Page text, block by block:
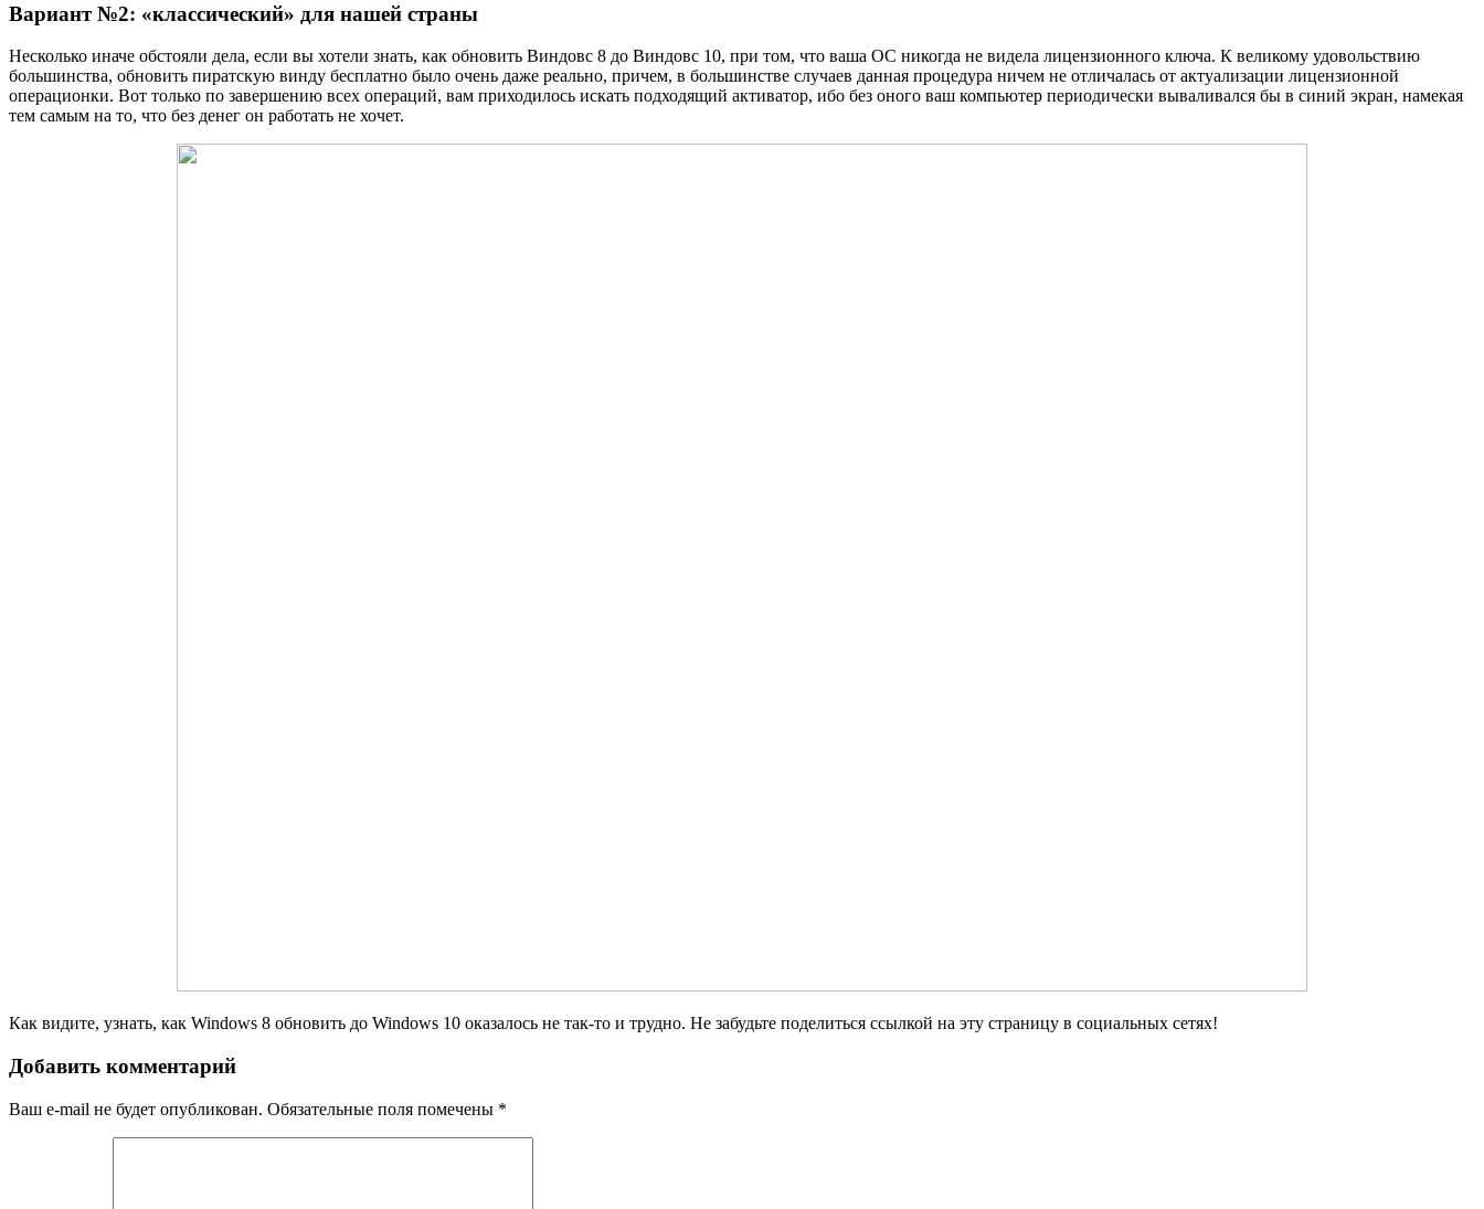
Вариант №2: «классический» для нашей страны
Несколько иначе обстояли дела, если вы хотели знать, как обновить Виндовс 8 до Виндовс 10, при том, что ваша ОС никогда не видела лицензионного ключа. К великому удовольствию
большинства, обновить пиратскую винду бесплатно было очень даже реально, причем, в большинстве случаев данная процедура ничем не отличалась от актуализации лицензионной
операционки. Вот только по завершению всех операций, вам приходилось искать подходящий активатор, ибо без оного ваш компьютер периодически вываливался бы в синий экран, намекая
тем самым на то, что без денег он работать не хочет.
Как видите, узнать, как Windows 8 обновить до Windows 10 оказалось не так-то и трудно. Не забудьте поделиться ссылкой на эту страницу в социальных сетях!
Добавить комментарий
Ваш e-mail не будет опубликован. Обязательные поля помечены *